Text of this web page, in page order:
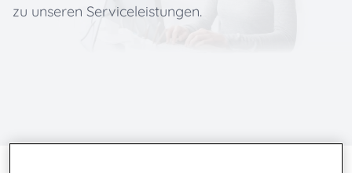
zu unseren Serviceleistungen.